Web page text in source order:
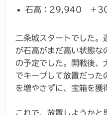
石高：29,940 ＋
二条城スタートでした。
が石高がまだ高い状態な
の予定でした。開戦後、
でキープして放置だった
を増やさずに、宝箱を獲
これで、放置しようかと